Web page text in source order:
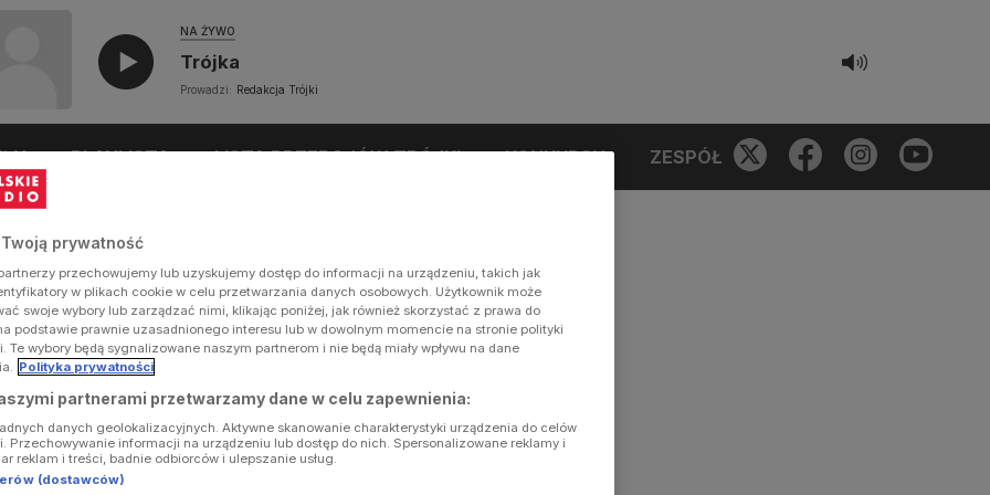
NA ŻYWO
Trójka
Prowadzi: Redakcja Trójki
PLAYLISTA LISTA PRZEBOJÓW TRÓJKI KONKURSY ZESPÓŁ
Twoją prywatność
przechowujemy lub uzyskujemy dostęp do informacji na urządzeniu, takich jak
w plikach cookie w celu przetwarzania danych osobowych. Użytkownik może
swoje wybory lub zarządzać nimi, klikając poniżej, jak również skorzystać z prawa do
podstawie prawnie uzasadnionego interesu lub w dowolnym momencie na stronie polityki
Te wybory będą sygnalizowane naszym partnerom i nie będą miały wpływu na dane
Polityka prywatności
partnerami przetwarzamy dane w celu zapewnienia:
danych geolokalizacyjnych. Aktywne skanowanie charakterystyki urządzenia do celów
Przechowywanie informacji na urządzeniu lub dostęp do nich. Spersonalizowane reklamy i
reklam i treści, badnie odbiorców i ulepszanie usług.
(dostawców)